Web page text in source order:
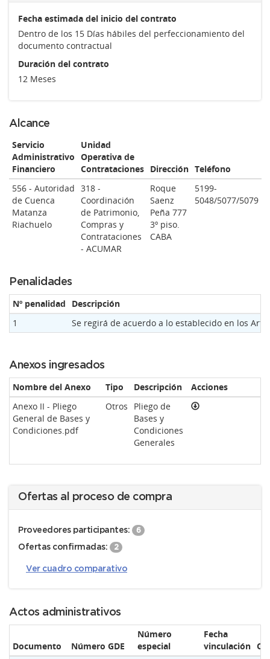
Fecha estimada del inicio del contrato
Dentro de los 15 Días hábiles del perfeccionamiento del
documento contractual
Duración del contrato
12 Meses
Alcance
Servicio
Administrativo
Financiero
Unidad
Operativa de
Contrataciones Dirección Teléfono
556 - Autoridad
de Cuenca
Matanza
Riachuelo
318 -
Coordinación
de Patrimonio,
Compras y
Contrataciones
- ACUMAR
Roque
Saenz
Peña 777
3º piso.
CABA
5199-
5048/5077/5079
Penalidades
Nº penalidad
Descripción
1
Se regirá de acuerdo a lo establecido en los
Anexos ingresados
Nombre del Anexo Tipo Descripción
Acciones
Anexo II - Pliego
General de Bases y
Condiciones.pdf
Otros
Pliego de
Bases y
Condiciones
Generales
Ofertas al proceso de compra
Proveedores participantes: 6
Ofertas confirmadas: 2
Ver cuadro comparativo
Actos administrativos
Documento Número GDE
Número
especial
Fecha
vinculación